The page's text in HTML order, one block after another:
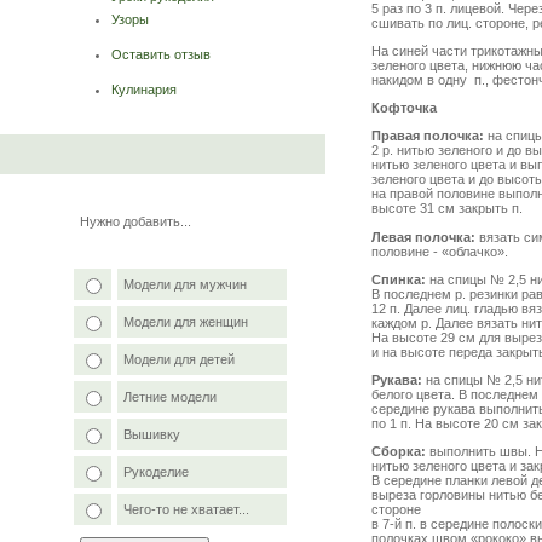
Узоры
Оставить отзыв
Кулинария
Нужно добавить...
Модели для мужчин
Модели для женщин
Модели для детей
Летние модели
Вышивку
Рукоделие
Чего-то не хватает...
5 раз по 3 п. лицевой.
сшивать по лиц. стороне,
На синей части
зеленого цвета, нижнюю
накидом в одну п.,
Кофточка
Правая полочка: на
2 р. нитью зеленого и до
нитью зеленого цвета и
зеленого цвета и до
на правой половине
высоте 31 см закрыть п.
Левая полочка: вязать
половине - «облачко».
Спинка: на спицы № 2,5
В последнем р. резинки
12 п. Далее лиц. гладью
каждом р. Далее вязать
На высоте 29 см для
и на высоте переда
Рукава: на спицы № 2,5
белого цвета. В
середине рукава
по 1 п. На высоте 20 см
Сборка: выполнить швы.
нитью зеленого цвета и
В середине планки левой
выреза горловины нитью
стороне
в 7-й п. в середине
полочках швом «рококо»